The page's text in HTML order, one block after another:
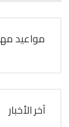
مواعيد
آخر الأخبار